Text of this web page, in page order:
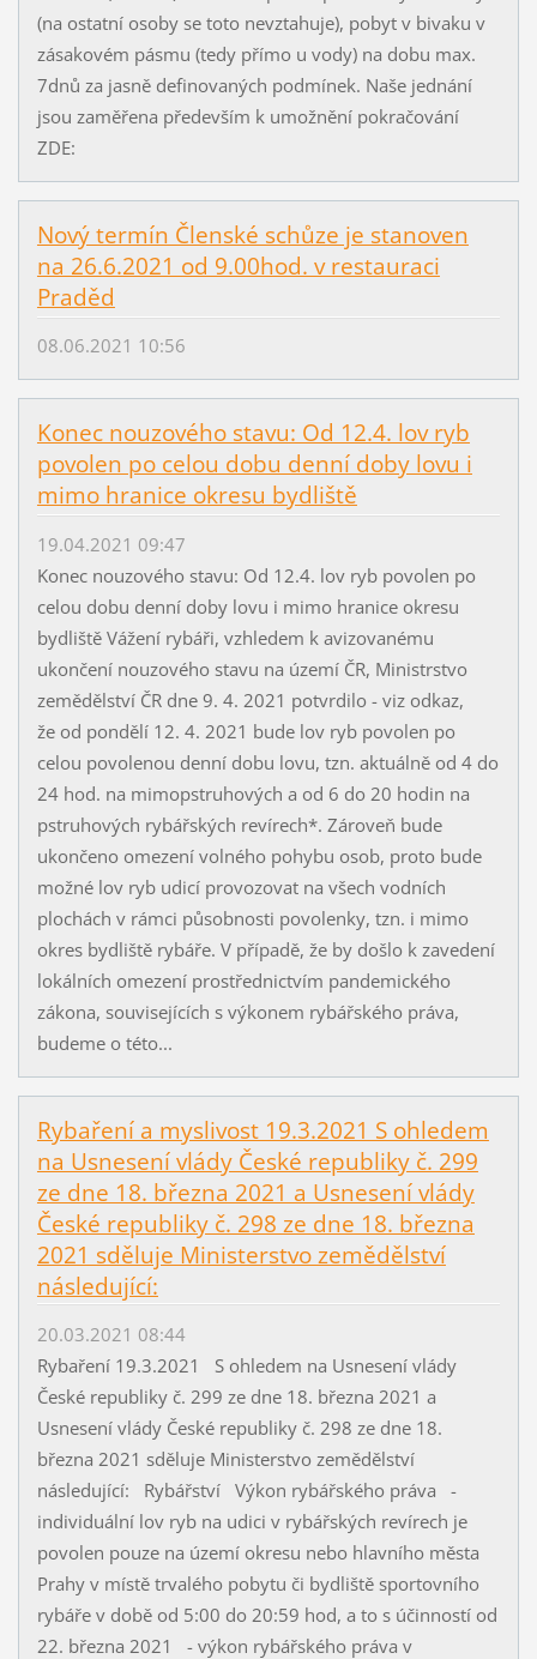
(na ostatní osoby se toto nevztahuje), pobyt v bivaku v
zásakovém pásmu (tedy přímo u vody) na dobu max.
7dnů za jasně definovaných podmínek. Naše jednání
jsou zaměřena především k umožnění pokračování
ZDE:
Nový termín Členské schůze je stanoven
na 26.6.2021 od 9.00hod. v restauraci
Praděd
08.06.2021 10:56
Konec nouzového stavu: Od 12.4. lov ryb
povolen po celou dobu denní doby lovu i
mimo hranice okresu bydliště
19.04.2021 09:47
Konec nouzového stavu: Od 12.4. lov ryb povolen po
celou dobu denní doby lovu i mimo hranice okresu
bydliště Vážení rybáři, vzhledem k avizovanému
ukončení nouzového stavu na území ČR, Ministrstvo
zemědělství ČR dne 9. 4. 2021 potvrdilo - viz odkaz,
že od pondělí 12. 4. 2021 bude lov ryb povolen po
celou povolenou denní dobu lovu, tzn. aktuálně od 4 do
24 hod. na mimopstruhových a od 6 do 20 hodin na
pstruhových rybářských revírech*. Zároveň bude
ukončeno omezení volného pohybu osob, proto bude
možné lov ryb udicí provozovat na všech vodních
plochách v rámci působnosti povolenky, tzn. i mimo
okres bydliště rybáře. V případě, že by došlo k zavedení
lokálních omezení prostřednictvím pandemického
zákona, souvisejících s výkonem rybářského práva,
budeme o této...
Rybaření a myslivost 19.3.2021 S ohledem
na Usnesení vlády České republiky č. 299
ze dne 18. března 2021 a Usnesení vlády
České republiky č. 298 ze dne 18. března
2021 sděluje Ministerstvo zemědělství
následující:
20.03.2021 08:44
Rybaření 19.3.2021 S ohledem na Usnesení vlády
České republiky č. 299 ze dne 18. března 2021 a
Usnesení vlády České republiky č. 298 ze dne 18.
března 2021 sděluje Ministerstvo zemědělství
následující: Rybářství Výkon rybářského práva -
individuální lov ryb na udici v rybářských revírech je
povolen pouze na území okresu nebo hlavního města
Prahy v místě trvalého pobytu či bydliště sportovního
rybáře v době od 5:00 do 20:59 hod, a to s účinností od
22. března 2021 - výkon rybářského práva v